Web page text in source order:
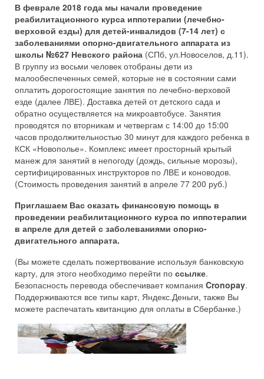
В феврале 2018 года мы начали проведение
реабилитационного курса иппотерапии (лечебно-
верховой езды) для детей-инвалидов (7-14 лет) с
заболеваниями опорно-двигательного аппарата из
школы №627 Невского района (СПб, ул.Новоселов, д.11).
В группу из восьми человек отобраны дети из
малообеспеченных семей, которые не в состоянии сами
оплатить дорогостоящие занятия по лечебно-верховой
езде (далее ЛВЕ). Доставка детей от детского сада и
обратно осуществляется на микроавтобусе. Занятия
проводятся по вторникам и четвергам с 14:00 до 15:00
часов продолжительностью 30 минут для каждого ребенка в
КСК «Новополье». Комплекс имеет просторный крытый
манеж для занятий в непогоду (дождь, сильные морозы),
сертифицированных инструкторов по ЛВЕ и коноводов.
(Стоимость проведения занятий в апреле 77 200 руб.)
Приглашаем Вас оказать финансовую помощь в
проведении реабилитационного курса по иппотерапии
в апреле для детей с заболеваниями опорно-
двигательного аппарата.
(Вы можете сделать пожертвование используя банковскую
карту, для этого необходимо перейти по ссылке.
Безопасность перевода обеспечивает компания Cronopay.
Поддерживаются все типы карт, Яндекс.Деньги, также Вы
можете распечатать квитанцию для оплаты в Сбербанке.)